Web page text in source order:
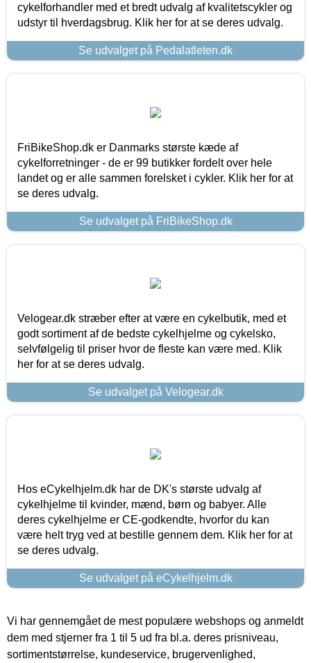
cykelforhandler med et bredt udvalg af kvalitetscykler og
udstyr til hverdagsbrug. Klik her for at se deres udvalg.
Se udvalget på Pedalatleten.dk
FriBikeShop.dk er Danmarks største kæde af
cykelforretninger - de er 99 butikker fordelt over hele
landet og er alle sammen forelsket i cykler. Klik her for at
se deres udvalg.
Se udvalget på FriBikeShop.dk
Velogear.dk stræber efter at være en cykelbutik, med et
godt sortiment af de bedste cykelhjelme og cykelsko,
selvfølgelig til priser hvor de fleste kan være med. Klik
her for at se deres udvalg.
Se udvalget på Velogear.dk
Hos eCykelhjelm.dk har de DK's største udvalg af
cykelhjelme til kvinder, mænd, børn og babyer. Alle
deres cykelhjelme er CE-godkendte, hvorfor du kan
være helt tryg ved at bestille gennem dem. Klik her for at
se deres udvalg.
Se udvalget på eCykelhjelm.dk
Vi har gennemgået de mest populære webshops og anmeldt
dem med stjerner fra 1 til 5 ud fra bl.a. deres prisniveau,
sortimentstørrelse, kundeservice, brugervenlighed,